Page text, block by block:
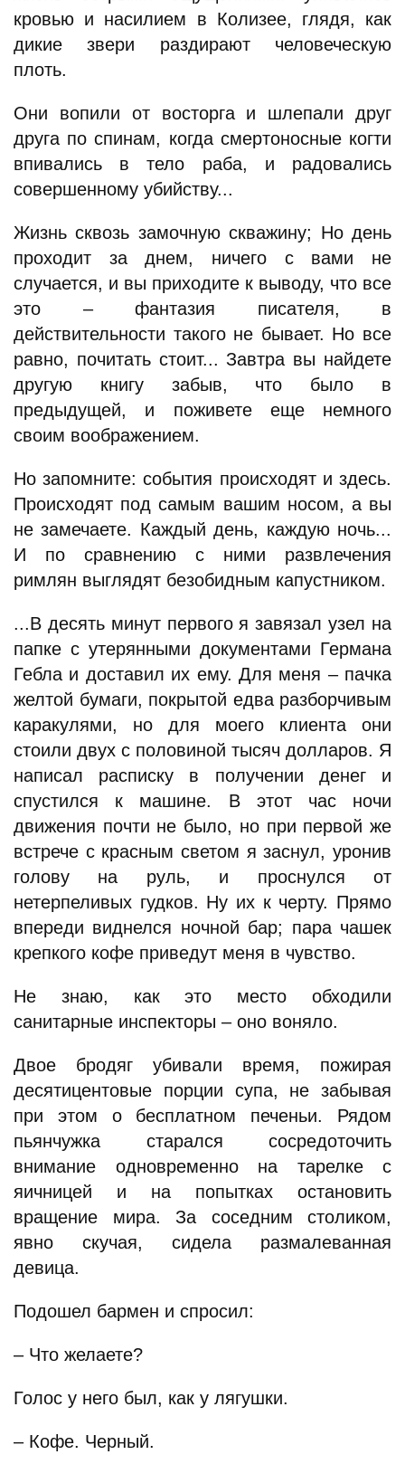
кровью и насилием в Колизее, глядя, как
дикие звери раздирают человеческую
плоть.
Они вопили от восторга и шлепали друг
друга по спинам, когда смертоносные когти
впивались в тело раба, и радовались
совершенному убийству...
Жизнь сквозь замочную скважину; Но день
проходит за днем, ничего с вами не
случается, и вы приходите к выводу, что все
это – фантазия писателя, в
действительности такого не бывает. Но все
равно, почитать стоит... Завтра вы найдете
другую книгу забыв, что было в
предыдущей, и поживете еще немного
своим воображением.
Но запомните: события происходят и здесь.
Происходят под самым вашим носом, а вы
не замечаете. Каждый день, каждую ночь...
И по сравнению с ними развлечения
римлян выглядят безобидным капустником.
...В десять минут первого я завязал узел на
папке с утерянными документами Германа
Гебла и доставил их ему. Для меня – пачка
желтой бумаги, покрытой едва разборчивым
каракулями, но для моего клиента они
стоили двух с половиной тысяч долларов. Я
написал расписку в получении денег и
спустился к машине. В этот час ночи
движения почти не было, но при первой же
встрече с красным светом я заснул, уронив
голову на руль, и проснулся от
нетерпеливых гудков. Ну их к черту. Прямо
впереди виднелся ночной бар; пара чашек
крепкого кофе приведут меня в чувство.
Не знаю, как это место обходили
санитарные инспекторы – оно воняло.
Двое бродяг убивали время, пожирая
десятицентовые порции супа, не забывая
при этом о бесплатном печеньи. Рядом
пьянчужка старался сосредоточить
внимание одновременно на тарелке с
яичницей и на попытках остановить
вращение мира. За соседним столиком,
явно скучая, сидела размалеванная
девица.
Подошел бармен и спросил:
– Что желаете?
Голос у него был, как у лягушки.
– Кофе. Черный.